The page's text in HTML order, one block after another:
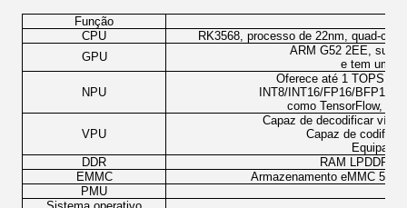
Função
CPU
RK3568, processo de 22nm, quad-
GPU
ARM G52 2EE,
e tem um
NPU
Oferece até 1 TOPS de
INT8/INT16/FP16/BFP16
como TensorFlow,
VPU
Capaz de decodificar
Capaz de
Equipado
DDR
RAM LPDDR4,
EMMC
Armazenamento eMMC 5.1,
PMU